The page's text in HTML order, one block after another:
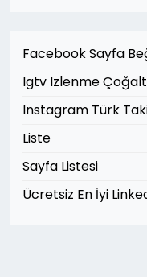
Facebook Sayfa
Igtv Izlenme
Instagram Türk
Liste
Sayfa Listesi
Ücretsiz En İyi